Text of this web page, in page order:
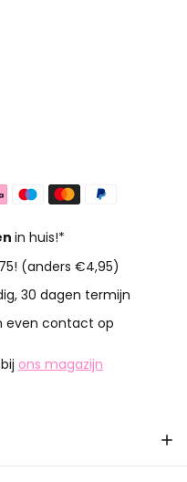
in huis!*
(anders €4,95)
30 dagen termijn
even contact op
ons magazijn